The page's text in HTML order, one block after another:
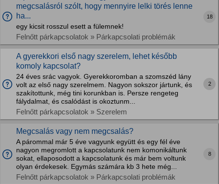
megcsalásról szólt, hogy mennyire lelki törés lenne
ha...
egy kicsit rosszul esett a fülemnek!
Felnőtt párkapcsolatok » Párkapcsolati problémák
18
A gyerekkori első nagy szerelem, lehet később
komoly kapcsolat?
24 éves srác vagyok. Gyerekkoromban a szomszéd lány
volt az első nagy szerelmem. Nagyon sokszor jártunk, és
szakítottunk, még tini korunkban is. Persze rengeteg
fálydalmat, és csalódást is okoztunm...
Felnőtt párkapcsolatok » Szerelem
2
Megcsalás vagy nem megcsalás?
A párommal már 5 éve vagyunk együtt és egy fél éve
nagyon megromlott a kapcsolatunk nem komonikáltunk
sokat, ellaposodott a kapcsolatunk és már bem voltunk
olyan érdekesek. Egymás számára kb 3 hete még...
Felnőtt párkapcsolatok » Párkapcsolati problémák
8